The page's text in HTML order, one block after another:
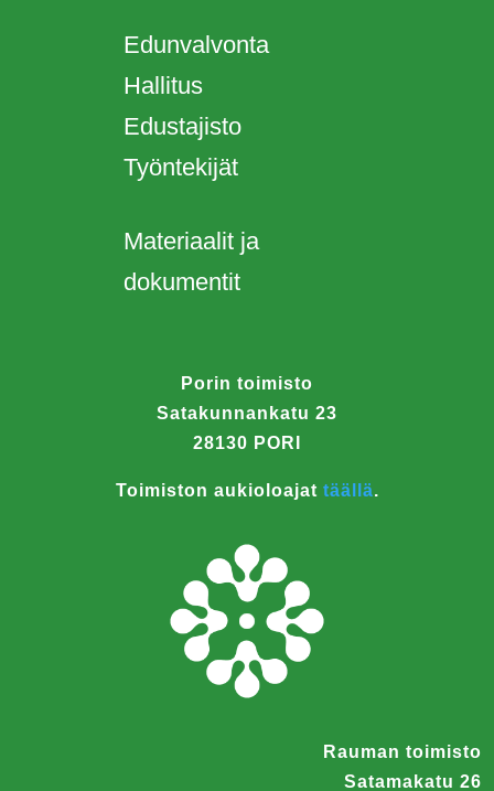
Edunvalvonta
Hallitus
Edustajisto
Työntekijät
Materiaalit ja
dokumentit
Porin toimisto
Satakunnankatu 23
28130 PORI
Toimiston aukioloajat täällä.
Rauman toimisto
Satamakatu 26